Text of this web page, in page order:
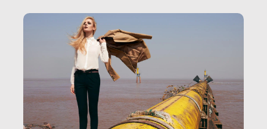
trae un guadagno. In questo reportage vediamo
quale e come.